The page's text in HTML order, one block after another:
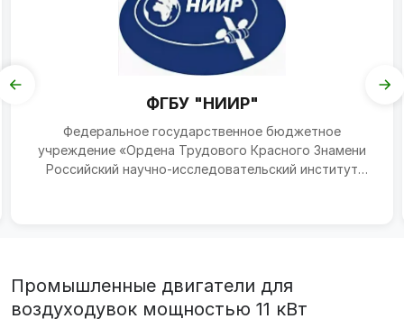
ФГБУ "НИИР"
Федеральное государственное бюджетное
учреждение «Ордена Трудового Красного Знамени
Российский научно-исследовательский институт
Промышленные двигатели для
воздуходувок мощностью 11 кВт